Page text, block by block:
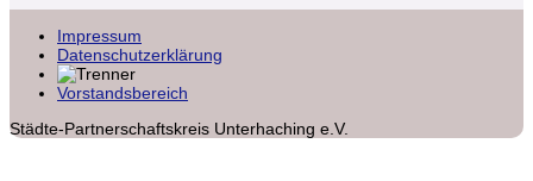
Impressum
Datenschutzerklärung
Vorstandsbereich
Städte-Partnerschaftskreis Unterhaching e.V.